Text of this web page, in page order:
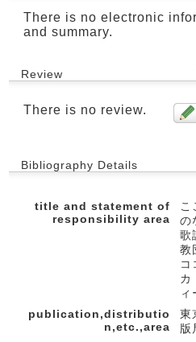
There is no electronic
and summary.
Review
There is no review.
Bibliography Details
title and statement of
responsibility area
こ
の
歌
教
コ
カ
publication,distributio
n,etc.,area
東
版